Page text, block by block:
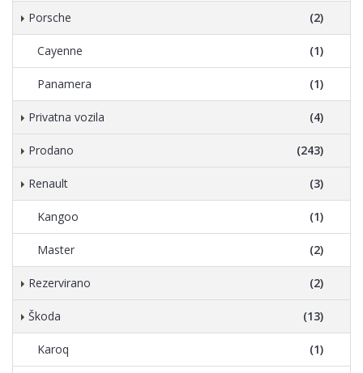
Porsche (2)
Cayenne (1)
Panamera (1)
Privatna vozila (4)
Prodano (243)
Renault (3)
Kangoo (1)
Master (2)
Rezervirano (2)
Škoda (13)
Karoq (1)